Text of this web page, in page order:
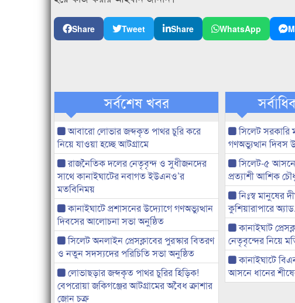
Share Tweet Share WhatsApp
সর্বশেষ খবর
আবারো লোভার জব্দকৃত পাথর চুরি করে
নিয়ে যাওয়া হচ্ছে আটগ্রামে
রাজনৈতিক দলের নেতৃবৃন্দ ও সুধীজনদের
সাথে কানাইঘাটের নবাগত ইউএনও’র
মতবিনিময়
কানাইঘাটে প্রশাসনের উদ্যোগে গণঅভ্যুত্থান
দিবসের আলোচনা সভা অনুষ্ঠিত
সিলেট অনলাইন প্রেসক্লাবের পুরস্কার বিতরণ
ও নতুন সদস্যদের পরিচিতি সভা অনুষ্ঠিত
লোভাছড়ার জব্দকৃত পাথর চুরির হিড়িক!
বেপরোয়া জকিগঞ্জের আটগ্রামের অবৈধ ক্রাশার
জোন চক্র
সিলেট
গণঅভ্যুত্থান
সিলেট-৫
প্রত্যাশী আশিক
নিঃস্ব মানুষের
কুশিয়ারাপারে
কানাইঘাট
নেতৃবৃন্দের নিয়ে
কানাইঘাটে
আসনে ধানের শীষের